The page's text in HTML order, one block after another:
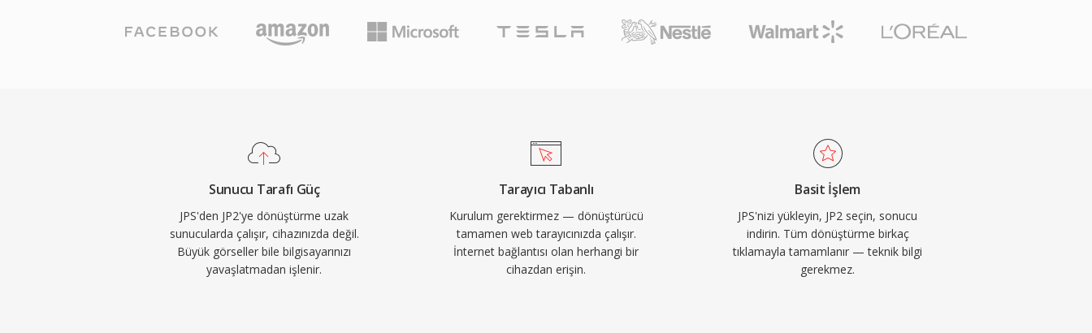
Sunucu Tarafı Güç
JPS'den JP2'ye dönüştürme uzak
sunucularda çalışır, cihazınızda değil.
Büyük görseller bile bilgisayarınızı
yavaşlatmadan işlenir.
Tarayıcı Tabanlı
Kurulum gerektirmez — dönüştürücü
tamamen web tarayıcınızda çalışır.
İnternet bağlantısı olan herhangi bir
cihazdan erişin.
Basit İşlem
JPS'nizi yükleyin, JP2 seçin, sonucu
indirin. Tüm dönüştürme birkaç
tıklamayla tamamlanır — teknik bilgi
gerekmez.